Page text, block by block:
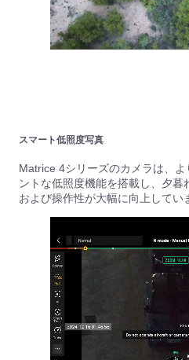
スマート低照度写真
Matrice 4シリーズのカメラは、
ントな低照度機能を搭載し、夕暮
および操作性が大幅に向上してい